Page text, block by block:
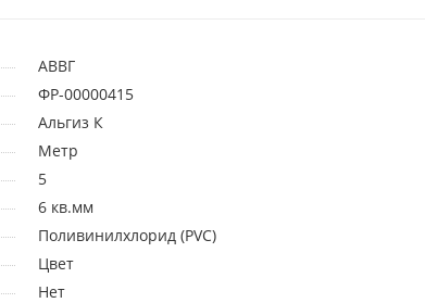
АВВГ
ФР-00000415
Альгиз К
Метр
5
6 кв.мм
Поливинилхлорид (PVC)
Цвет
Нет